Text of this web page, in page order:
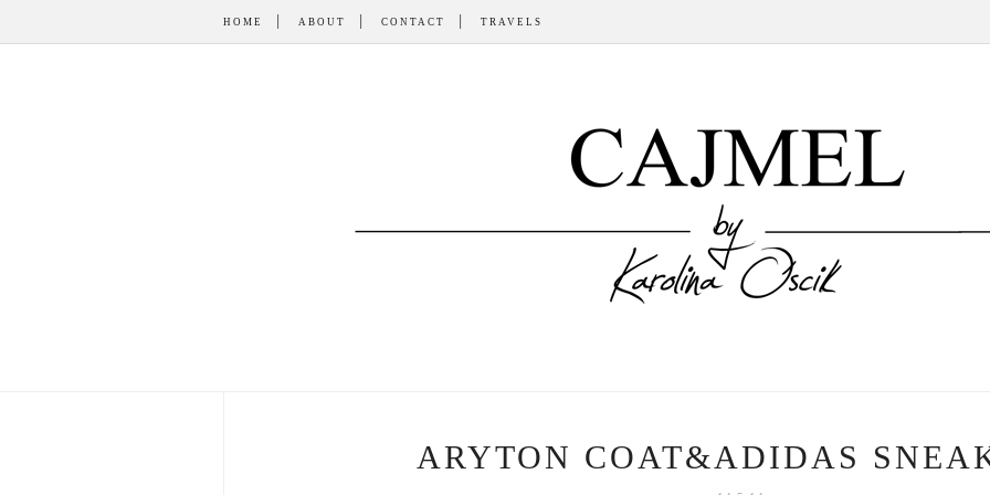
HOME ABOUT CONTACT TRAVELS
ARYTON COAT&ADIDAS